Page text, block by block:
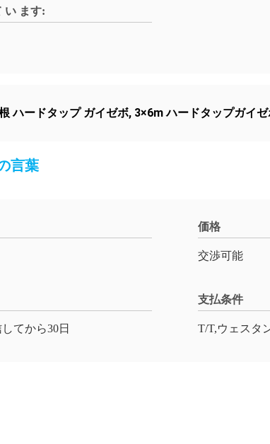
い ます:
ハードタップ ガイゼボ, 3×6m ハードタップガイ
言葉
価格
交渉可能
てから30日
支払条件
T/T,ウェスタ